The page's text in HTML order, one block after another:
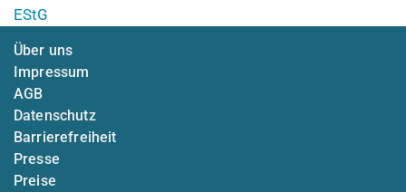
EStG
Über uns
Impressum
AGB
Datenschutz
Barrierefreiheit
Presse
Preise